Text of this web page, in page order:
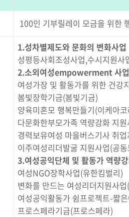
100인 기부릴레이 모금을 위한
1.성차별제도와 문화의 변화사업
성평등사회조성사업,수시지원사
2.소외여성empowerment 사업
여성가장 및 활동가를 위한 건강
봄빛장학기금(봄빛기금)
양육미혼모 행복만들기(이케아
다문화한부모가족 역량강화 지
경력보유여성 마을버스기사 취
이주여성리더발굴 지원사업(공
3.여성공익단체 및 활동가 역량
여성NGO장학사업(유한킴벌리)
변화를 만드는 여성리더지원사
여성공익활동가 쉼프로젝트-짧
프로스페라기금(프로스페라)